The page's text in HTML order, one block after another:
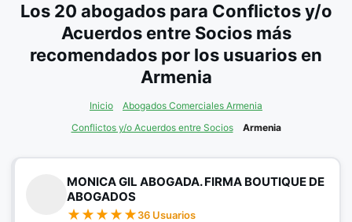
Los 20 abogados para Conflictos y/o
Acuerdos entre Socios más
recomendados por los usuarios en
Armenia
Inicio
Abogados Comerciales Armenia
Conflictos y/o Acuerdos entre Socios
Armenia
MONICA GIL ABOGADA. FIRMA BOUTIQUE DE
ABOGADOS
36 Usuarios